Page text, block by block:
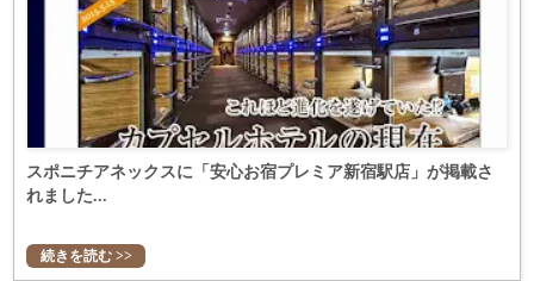
スポニチアネックスに「安心お宿プレミア新宿駅店」が掲載さ
れました...
続きを読む >>